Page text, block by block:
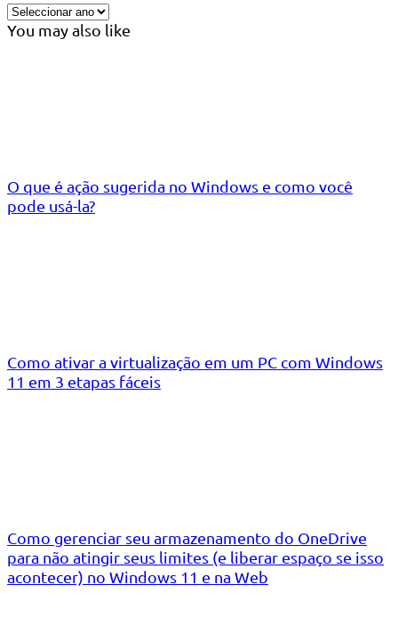
You may also like
O que é ação sugerida no Windows e como você
pode usá-la?
Como ativar a virtualização em um PC com Windows
11 em 3 etapas fáceis
Como gerenciar seu armazenamento do OneDrive
para não atingir seus limites (e liberar espaço se isso
acontecer) no Windows 11 e na Web